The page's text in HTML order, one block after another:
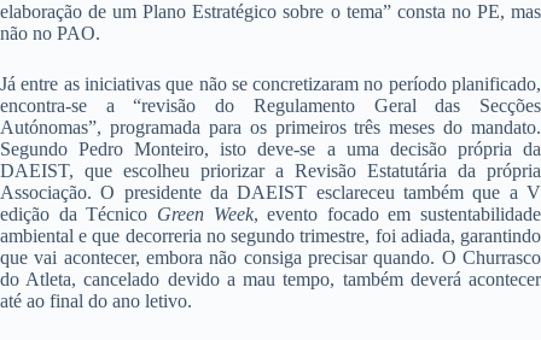
elaboração de um Plano Estratégico sobre o tema” consta no PE, mas
não no PAO.
Já entre as iniciativas que não se concretizaram no período planificado,
encontra-se a “revisão do Regulamento Geral das Secções
Autónomas”, programada para os primeiros três meses do mandato.
Segundo Pedro Monteiro, isto deve-se a uma decisão própria da
DAEIST, que escolheu priorizar a Revisão Estatutária da própria
Associação. O presidente da DAEIST esclareceu também que a V
edição da Técnico Green Week, evento focado em sustentabilidade
ambiental e que decorreria no segundo trimestre, foi adiada, garantindo
que vai acontecer, embora não consiga precisar quando. O Churrasco
do Atleta, cancelado devido a mau tempo, também deverá acontecer
até ao final do ano letivo.